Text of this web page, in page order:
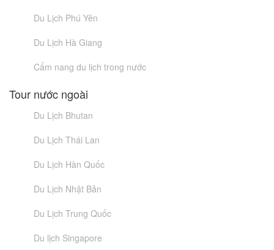
Du Lịch Phú Yên
Du Lịch Hà Giang
Cẩm nang du lịch trong nước
Tour nước ngoài
Du Lịch Bhutan
Du Lịch Thái Lan
Du Lịch Hàn Quốc
Du Lịch Nhật Bản
Du Lịch Trung Quốc
Du lịch Singapore